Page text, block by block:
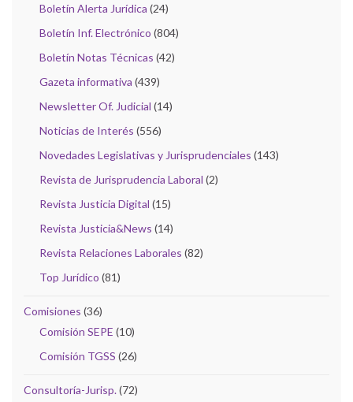
Boletín Alerta Jurídica (24)
Boletín Inf. Electrónico (804)
Boletín Notas Técnicas (42)
Gazeta informativa (439)
Newsletter Of. Judicial (14)
Noticias de Interés (556)
Novedades Legislativas y Jurisprudenciales (143)
Revista de Jurisprudencia Laboral (2)
Revista Justicia Digital (15)
Revista Justicia&News (14)
Revista Relaciones Laborales (82)
Top Jurídico (81)
Comisiones (36)
Comisión SEPE (10)
Comisión TGSS (26)
Consultoría-Jurisp.(72)